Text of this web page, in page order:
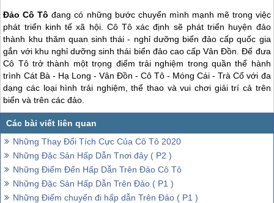
Đảo Cô Tô đang có những bước chuyển mình mạnh mẽ trong việc
phát triển kinh tế xã hội. Cô Tô xác định sẽ phát triển huyện đảo
thành khu thăm quan sinh thái - nghỉ dưỡng biển đảo cấp quốc gia
gắn với khu nghỉ dưỡng sinh thái biển đảo cao cấp Vân Đồn. Để đưa
Cô Tôtrở thành một trọng điểm trải nghiệm trong quần thể hành
trình Cát Bà - Hạ Long - Vân Đồn -Cô Tô - Móng Cái - Trà Cổ với đa
dạng các loại hình trải nghiệm, thể thao và vui chơi giải trí cả trên
biển và trên các đảo.
Những Thay Đổi Tích Cực Của Cô Tô 2020
Những Đặc Sản Hấp Dẫn Tnơi đây ( P2 )
Những Điểm Đến Hấp Dẫn Trên Đảo Cô Tô
Những Đặc Sản Hấp Dẫn Trên Đảo ( P1 )
Những Điểm chuyến đi hấp dẫn Trên Đảo ( P1 )